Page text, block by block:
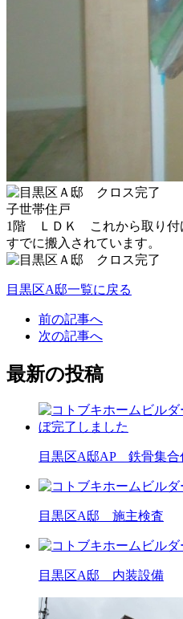
子世帯住戸
1階 ＬＤＫ これから取り付
すでに搬入されています。
目黒区A邸一覧に戻る
前の記事へ
次の記事へ
最新の投稿
目黒区A邸AP 鉄骨集合
目黒区A邸 施主検査
目黒区A邸 内装設備